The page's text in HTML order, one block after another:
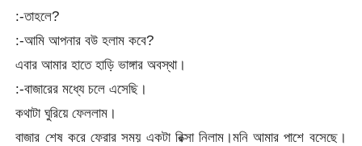
:-তাহলে?
:-আমি আপনার বউ হলাম কবে?
এবার আমার হাতে হাড়ি ভাঙ্গার অবস্থা।
:-বাজারের মধ্যে চলে এসেছি।
কথাটা ঘুরিয়ে ফেললাম।
বাজার শেষ করে ফেরার সময় একটা রিক্সা নিলাম।মনি আমার পাশে বসেছে।